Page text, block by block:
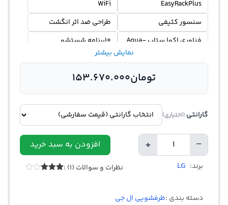
EasyRackPlus
WiFi
سنسور کثیفی
طراحی ضد اثر انگشت
فناوری اکوا ستاپ Aqua-
10برنامه شستشو
نمایش بیشتر
تومان153.670.000
گارانتی (اختیاری)
−
Quantity
+ افزودن به سبد خرید
برند: LG نظرات و سوالات (1) :
دسته بندی :ظرفشویی ال جی